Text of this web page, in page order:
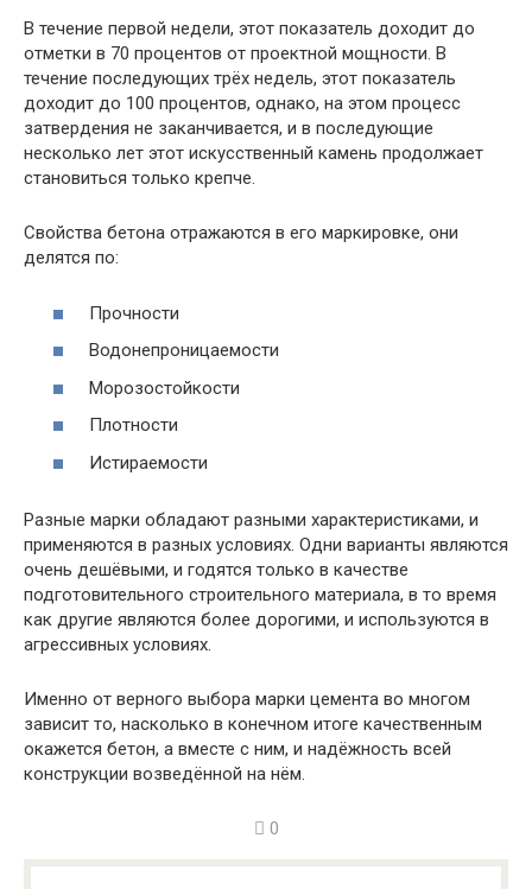
В течение первой недели, этот показатель доходит до
отметки в 70 процентов от проектной мощности. В
течение последующих трёх недель, этот показатель
доходит до 100 процентов, однако, на этом процесс
затвердения не заканчивается, и в последующие
несколько лет этот искусственный камень продолжает
становиться только крепче.
Свойства бетона отражаются в его маркировке, они
делятся по:
Прочности
Водонепроницаемости
Морозостойкости
Плотности
Истираемости
Разные марки обладают разными характеристиками, и
применяются в разных условиях. Одни варианты являются
очень дешёвыми, и годятся только в качестве
подготовительного строительного материала, в то время
как другие являются более дорогими, и используются в
агрессивных условиях.
Именно от верного выбора марки цемента во многом
зависит то, насколько в конечном итоге качественным
окажется бетон, а вместе с ним, и надёжность всей
конструкции возведённой на нём.
0